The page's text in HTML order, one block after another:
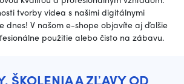
tvorby videa s našimi digitálnymi
dnes! V našom e-shope objavíte aj ďalšie
použitie alebo čisto na zábavu.
ŠKOLENIA A ZĽAVY OD